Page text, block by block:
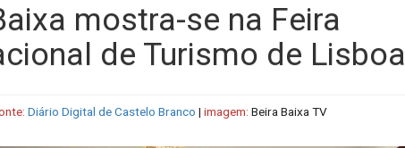
mostra-se na Feira
de Turismo de Lisboa
Diário Digital de Castelo Branco | imagem: Beira Baixa TV